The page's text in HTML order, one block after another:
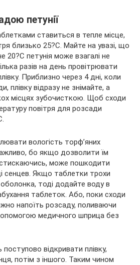
петунії
ставиться в тепле місце,
близько 25?С. Майте на увазі, що
20?С петунія може взагалі не
разів на день провітрювати
Приблизно через 4 дні, коли
плівку відразу не знімайте, а
місцях зубочисткою. Щоб сходи
повітря для розсади
вологість торф’яних
бо якщо дозволити їм
може пошкодити
сенцев. Якщо таблетки трохи
оболонка, тоді додайте воду в
таблеток. Або, поки сходи
напоїть розсаду, поливаючи
медичного шприца без
відкривати плівку,
потім з іншого. Таким чином